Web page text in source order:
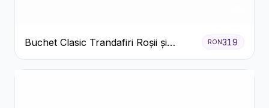
Buchet Clasic Trandafiri Roșii și
Eucalipt
RON319